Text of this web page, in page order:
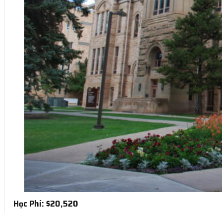
Học Phí: $20,520